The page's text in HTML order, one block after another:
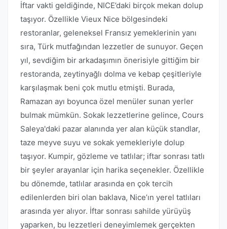
İftar vakti geldiğinde, NICE’daki birçok mekan dolup
taşıyor. Özellikle Vieux Nice bölgesindeki
restoranlar, geleneksel Fransız yemeklerinin yanı
sıra, Türk mutfağından lezzetler de sunuyor. Geçen
yıl, sevdiğim bir arkadaşımın önerisiyle gittiğim bir
restoranda, zeytinyağlı dolma ve kebap çeşitleriyle
karşılaşmak beni çok mutlu etmişti. Burada,
Ramazan ayı boyunca özel menüler sunan yerler
bulmak mümkün. Sokak lezzetlerine gelince, Cours
Saleya'daki pazar alanında yer alan küçük standlar,
taze meyve suyu ve sokak yemekleriyle dolup
taşıyor. Kumpir, gözleme ve tatlılar; iftar sonrası tatlı
bir şeyler arayanlar için harika seçenekler. Özellikle
bu dönemde, tatlılar arasında en çok tercih
edilenlerden biri olan baklava, Nice’ın yerel tatlıları
arasında yer alıyor. İftar sonrası sahilde yürüyüş
yaparken, bu lezzetleri deneyimlemek gerçekten